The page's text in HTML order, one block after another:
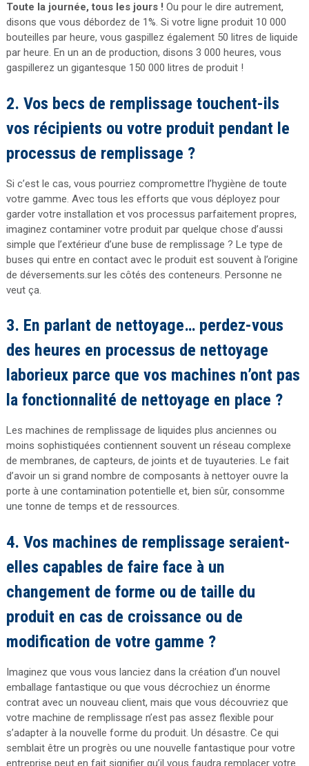
Toute la journée, tous les jours ! Ou pour le dire autrement,
disons que vous débordez de 1%. Si votre ligne produit 10 000
bouteilles par heure, vous gaspillez également 50 litres de liquide
par heure. En un an de production, disons 3 000 heures, vous
gaspillerez un gigantesque 150 000 litres de produit !
2. Vos becs de remplissage touchent-ils
vos récipients ou votre produit pendant le
processus de remplissage ?
Si c’est le cas, vous pourriez compromettre l’hygiène de toute
votre gamme. Avec tous les efforts que vous déployez pour
garder votre installation et vos processus parfaitement propres,
imaginez contaminer votre produit par quelque chose d’aussi
simple que l’extérieur d’une buse de remplissage ? Le type de
buses qui entre en contact avec le produit est souvent à l’origine
de déversements. sur les côtés des conteneurs. Personne ne
veut ça.
3. En parlant de nettoyage… perdez-vous
des heures en processus de nettoyage
laborieux parce que vos machines n’ont pas
la fonctionnalité de nettoyage en place ?
Les machines de remplissage de liquides plus anciennes ou
moins sophistiquées contiennent souvent un réseau complexe
de membranes, de capteurs, de joints et de tuyauteries. Le fait
d’avoir un si grand nombre de composants à nettoyer ouvre la
porte à une contamination potentielle et, bien sûr, consomme
une tonne de temps et de ressources.
4. Vos machines de remplissage seraient-
elles capables de faire face à un
changement de forme ou de taille du
produit en cas de croissance ou de
modification de votre gamme ?
Imaginez que vous vous lanciez dans la création d’un nouvel
emballage fantastique ou que vous décrochiez un énorme
contrat avec un nouveau client, mais que vous découvriez que
votre machine de remplissage n’est pas assez flexible pour
s’adapter à la nouvelle forme du produit. Un désastre. Ce qui
semblait être un progrès ou une nouvelle fantastique pour votre
entreprise peut en fait signifier qu’il vous faudra remplacer votre